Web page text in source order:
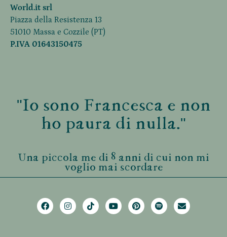
World.it srl
Piazza della Resistenza 13
51010 Massa e Cozzile (PT)
P.IVA 01643150475
"Io sono Francesca e non
ho paura di nulla."
Una piccola me di 8 anni di cui non mi
voglio mai scordare